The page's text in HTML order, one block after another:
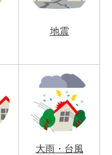
地震
大雨・台風